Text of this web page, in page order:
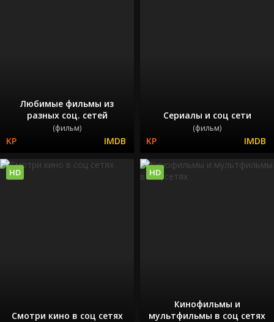
Любимые фильмы из
разных соц. сетей
(фильм)
Сериалы и соц сети
(фильм)
Смотри кино в соц сетях
HD
Кинофильмы и
мультфильмы в соц сетях
HD